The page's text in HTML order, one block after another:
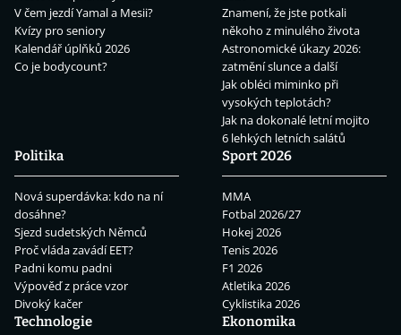
V čem jezdí Yamal a Mesii?
Kvízy pro seniory
Kalendář úplňků 2026
Co je bodycount?
Znamení, že jste potkali
někoho z minulého života
Astronomické úkazy 2026:
zatmění slunce a další
Jak obléci miminko při
vysokých teplotách?
Jak na dokonalé letní mojito
6 lehkých letních salátů
Politika
Nová superdávka: kdo na ní
dosáhne?
Sjezd sudetských Němců
Proč vláda zavádí EET?
Padni komu padni
Výpověď z práce vzor
Divoký kačer
Sport 2026
MMA
Fotbal 2026/27
Hokej 2026
Tenis 2026
F1 2026
Atletika 2026
Cyklistika 2026
Technologie
Ekonomika